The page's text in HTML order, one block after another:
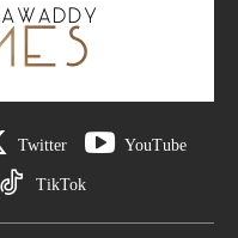
Twitter YouTube
TikTok